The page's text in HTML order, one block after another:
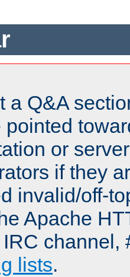
a Q&A
pointed
or
if they
invalid/off-
Apache
channel,
lists.